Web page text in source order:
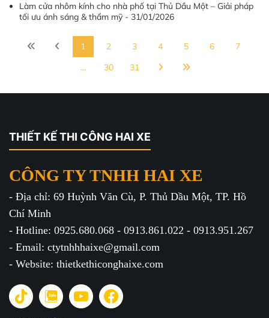
Làm cửa nhôm kính cho nhà phố tại Thủ Dầu Một – Giải pháp
tối ưu ánh sáng & thẩm mỹ - 31/01/2026
1 2 3 4 5 6
7
...
30 31
THIẾT KẾ THI CÔNG HAI XE
CÔNG TY TNHH HAI XE
- Địa chỉ: 69 Huỳnh Văn Cù, P. Thủ Dầu Một, TP. Hồ
Chí Minh
- Hotline: 0925.680.068 - 0913.861.022 - 0913.951.267
- Email: ctytnhhhaixe@gmail.com
- Website: thietkethiconghaixe.com